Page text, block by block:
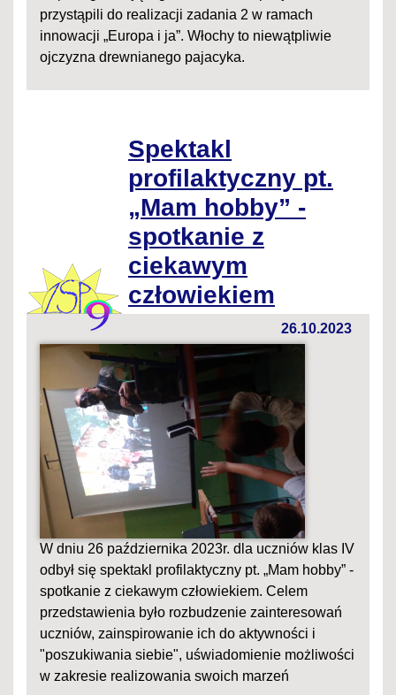
przystąpili do realizacji zadania 2 w ramach
innowacji „Europa i ja”. Włochy to niewątpliwie
ojczyzna drewnianego pajacyka.
Spektakl
profilaktyczny pt.
„Mam hobby” -
spotkanie z
ciekawym
człowiekiem
26.10.2023
W dniu 26 października 2023r. dla uczniów klas IV
odbył się spektakl profilaktyczny pt. „Mam hobby” -
spotkanie z ciekawym człowiekiem. Celem
przedstawienia było rozbudzenie zainteresowań
uczniów, zainspirowanie ich do aktywności i
"poszukiwania siebie", uświadomienie możliwości
w zakresie realizowania swoich marzeń